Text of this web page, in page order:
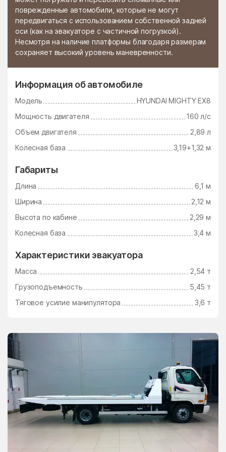
поврежденные автомобили, которые не могут
передвигаться с использованием собственной задней
оси (как на эвакуаторе с частичной погрузкой).
Несмотря на наличие платформы благодаря размерам
сохраняет высокий уровень маневренности.
Информация об автомобиле
Модель
HYUNDAI MIGHTY EX8
Мощность двигателя
160 л/с
Объем двигателя
2,89 л
Колесная база
3,19+1,32 м
Габариты
Длина
6,1 м
Ширина
2,12 м
Высота по кабине
2,29 м
Колесная база
3,4 м
Характеристики эвакуатора
Масса
2,54 т
Грузоподъемность
5,45 т
Тяговое усилие манипулятора
3,6 т
Стромынь Ступино
Сычёво Талдом
Тарасково Тарасовка
Татариново Таширово
Теряево Тимшино
Томилино Троицк
Узуново
Ушаково
Поселение
Фосфоритный Фруктовая
Фрязино Фряново
Хлюпино
Хотьково
центр альной усадьбы
совхоза Озёры
центральной усадьбы
совхоза Мир
Цибино Чайковского
Часцы Чашниково
Челюскинский Чемодурово